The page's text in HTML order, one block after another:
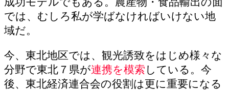
では、むしろ私が学ばなければいけない地
域だ。
今、東北地区では、観光誘致をはじめ様々な
分野で東北７県が連携を模索 している。今
後、東北経済連合会の役割は更に重要になる